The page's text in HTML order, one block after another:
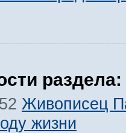
раздела:
Живописец
жизни